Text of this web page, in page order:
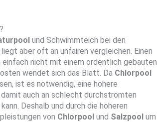
und Schwimmteich bei den
aber oft an unfairen vergleichen. Einen
einfach nicht mit einem ordentlich gebauten
wendet sich das Blatt. Da Chlorpool
ist es notwendig, eine höhere
auch an schlecht durchströmten
Deshalb und durch die höheren
von Chlorpool und Salzpool um